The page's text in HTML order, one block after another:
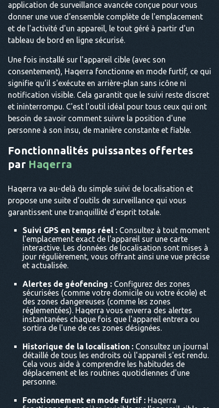
application de surveillance avancée conçue pour vous
donner une vue d'ensemble complète de l'emplacement
et de l'activité d'un appareil, le tout géré à partir d'un
tableau de bord en ligne sécurisé.
Une fois installé sur l'appareil cible (avec son
consentement), Haqerra fonctionne en mode furtif, ce qui
signifie qu'il s'exécute en arrière-plan sans icône ni
notification visible. Cela garantit que le suivi reste discret
et ininterrompu. C'est l'outil idéal pour tous ceux qui ont
besoin de savoir comment suivre la position d'une
personne à son insu, de manière constante et fiable.
Fonctionnalités puissantes offertes
par Haqerra
Haqerra va au-delà du simple suivi de localisation et
propose une suite d'outils de surveillance qui vous
garantissent une tranquillité d'esprit totale.
Suivi GPS en temps réel : Consultez à tout moment
l'emplacement exact de l'appareil sur une carte
interactive. Les données de localisation sont mises à
jour régulièrement, vous offrant ainsi une vue précise
et actualisée.
Alertes de géofencing : Configurez des zones
sécurisées (comme votre domicile ou votre école) et
des zones dangereuses (comme les zones
réglementées). Haqerra vous enverra des alertes
instantanées chaque fois que l'appareil entrera ou
sortira de l'une de ces zones désignées.
Historique de la localisation : Consultez un journal
détaillé de tous les endroits où l'appareil s'est rendu.
Cela vous aide à comprendre les habitudes de
déplacement et les routines quotidiennes d'une
personne.
Fonctionnement en mode furtif : Haqerra